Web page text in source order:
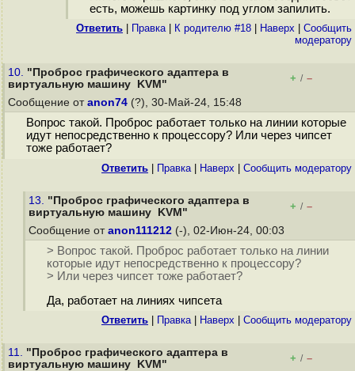
есть, можешь картинку под углом запилить.
Ответить Правка| К родителю #18 Наверх
Cообщить
модератору
10. "Проброс графического адаптера в
виртуальную машину KVM"
+ / –
Сообщение от anon74 (?), 30-Май-24, 15:48
Вопрос такой. Проброс работает только на линии которые
идут непосредственно к процессору? Или через чипсет
тоже работает?
Ответить Правка| Наверх Cообщить модератору
13. "Проброс графического адаптера в
виртуальную машину KVM"
+ / –
Сообщение от anon111212 (-), 02-Июн-24, 00:03
> Вопрос такой. Проброс работает только на линии
которые идут непосредственно к процессору?
> Или через чипсет тоже работает?
Да, работает на линиях чипсета
Ответить Правка| Наверх Cообщить модератору
11. "Проброс графического адаптера в
виртуальную машину KVM"
+ / –